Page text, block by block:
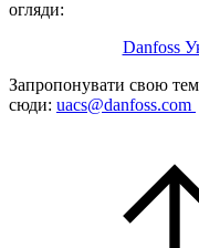
огляди:
Danfoss
Запропонувати свою
сюди: uacs@danfoss.com